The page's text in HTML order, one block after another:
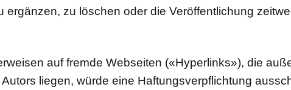
ergänzen, zu löschen oder die Veröffentlichung
auf fremde Webseiten («Hyperlinks»), die
liegen, würde eine Haftungsverpflichtung